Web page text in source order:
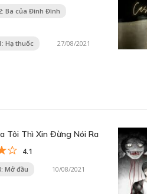
Ba của Đình Đình
Hạ thuốc 27/08/2021
Tôi Thì Xin Đừng Nói Ra
4.1
Mở đầu 10/08/2021